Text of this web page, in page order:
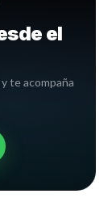
el
te acompaña